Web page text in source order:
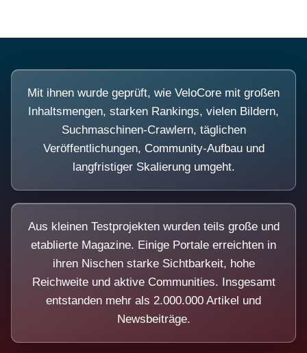
Mit ihnen wurde geprüft, wie VeloCore mit großen
Inhaltsmengen, starken Rankings, vielen Bildern,
Suchmaschinen-Crawlern, täglichen
Veröffentlichungen, Community-Aufbau und
langfristiger Skalierung umgeht.
Aus kleinen Testprojekten wurden teils große und
etablierte Magazine. Einige Portale erreichten in
ihren Nischen starke Sichtbarkeit, hohe
Reichweite und aktive Communities. Insgesamt
entstanden mehr als 2.000.000 Artikel und
Newsbeiträge.